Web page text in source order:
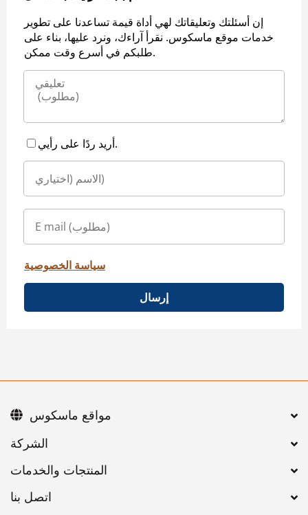
إن أسئلتك وتعليقاتك لهي أداة قيمة تساعدنا على تطوير
خدمات موقع ماسكوس. نقرأ آراءك، ونرد عليها، بناء على
طلبكم في أسرع وقت ممكن.
أريد ردًا على رأيي.
سياسة الخصوصية
إرسال
اتصل بنا
مواقع ماسكوس